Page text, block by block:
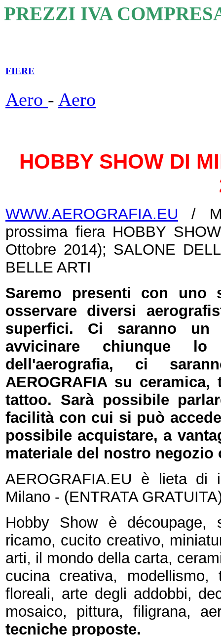
PREZZI IVA
FIERE
Aero - Aero
HOBBY SHOW DI
WWW.AEROGRAFIA.EU /
prossima fiera HOBBY
Ottobre 2014); SALONE
BELLE ARTI
Saremo presenti con uno
osservare diversi
superfici. Ci saranno un
avvicinare chiunque
dell'aerografia, ci
AEROGRAFIA su
tattoo. Sarà possibile
facilità con cui si può
possibile acquistare, a
materiale del nostro negozio
AEROGRAFIA.EU è lieta di
Milano - (ENTRATA
Hobby Show è découpage,
ricamo, cucito creativo,
arti, il mondo della carta,
cucina creativa,
floreali, arte degli addobbi,
mosaico, pittura, filigrana,
tecniche proposte.